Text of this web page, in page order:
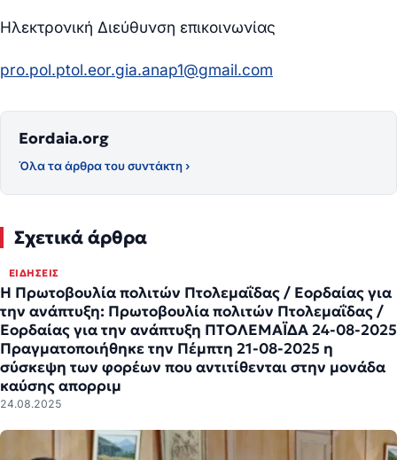
Ηλεκτρονική Διεύθυνση επικοινωνίας
pro.pol.ptol.eor.gia.anap1@gmail.com
Eordaia.org
Όλα τα άρθρα του συντάκτη ›
Σχετικά άρθρα
ΕΙΔΉΣΕΙΣ
Η Πρωτοβουλία πολιτών Πτολεμαΐδας / Εορδαίας για
την ανάπτυξη: Πρωτοβουλία πολιτών Πτολεμαΐδας /
Εορδαίας για την ανάπτυξη ΠΤΟΛΕΜΑΪΔΑ 24-08-2025
Πραγματοποιήθηκε την Πέμπτη 21-08-2025 η
σύσκεψη των φορέων που αντιτίθενται στην μονάδα
καύσης απορριμ
24.08.2025